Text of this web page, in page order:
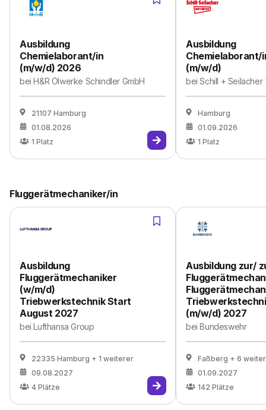
Ausbildung
Chemielaborant/in
(m/w/d) 2026
beiH&R Ölwerke Schindler GmbH
21107 Hamburg
01.08.2026
1 Platz
Ausbildung
Chemielaborant/
(m/w/d)
beiSchill +
Hamburg
01.09.2026
1 Platz
Fluggerätmechaniker/in
Ausbildung
Fluggerätmechaniker
(w/m/d)
Triebwerkstechnik Start
August 2027
beiLufthansa Group
22335 Hamburg + 1 weiterer
09.08.2027
4 Plätze
Ausbildung zur/
(m/w/d) 2027
beiBundeswehr
Faßberg + 6
01.09.2027
142 Plätze